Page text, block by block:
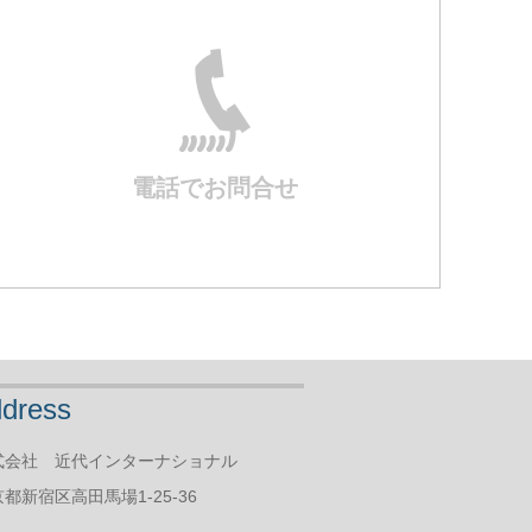
電話でお問合せ
会社 近代インターナショナル
都新宿区高田馬場1-25-36